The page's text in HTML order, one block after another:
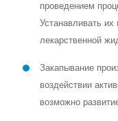
проведением
Устанавливать
лекарственной
Закапывание
воздействии
возможно